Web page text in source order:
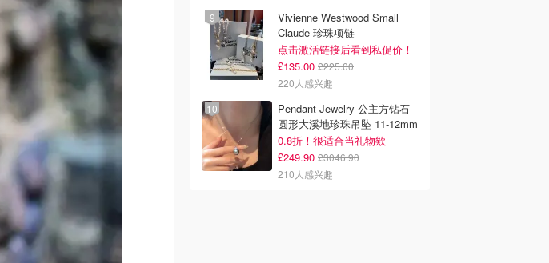
Vivienne Westwood Small
Claude 珍珠项链
点击激活链接后看到私促价！
£135.00 £225.00
220人感兴趣
Pendant Jewelry 公主方钻石
圆形大溪地珍珠吊坠 11-12mm
0.8折！很适合当礼物欸
£249.90 £3046.90
210人感兴趣